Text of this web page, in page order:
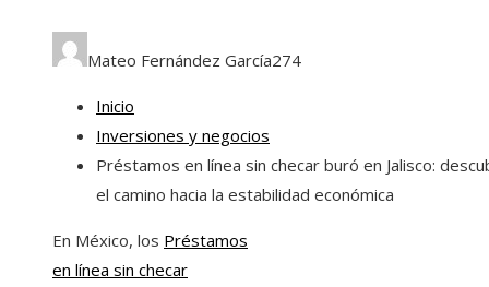
Mateo Fernández García274
Inicio
Inversiones y negocios
Préstamos en línea sin checar buró en Jalisco:
el camino hacia la estabilidad económica
En México, los Préstamos
en línea sin checar